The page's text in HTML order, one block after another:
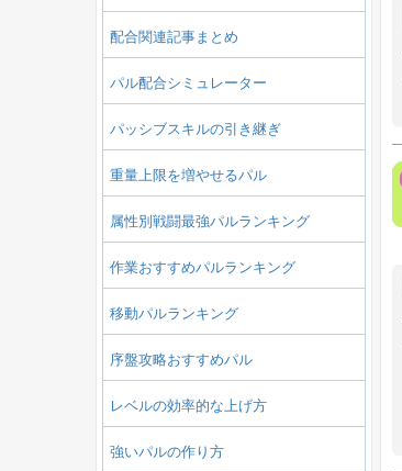
配合関連記事まとめ
パル配合シミュレーター
パッシブスキルの引き継ぎ
重量上限を増やせるパル
属性別戦闘最強パルランキング
作業おすすめパルランキング
移動パルランキング
序盤攻略おすすめパル
レベルの効率的な上げ方
強いパルの作り方